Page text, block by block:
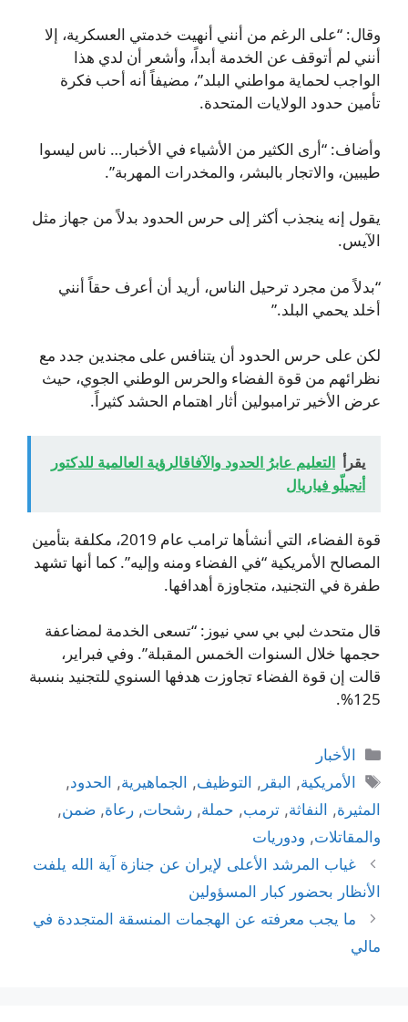
وقال: “على الرغم من أنني أنهيت خدمتي العسكرية، إلا
أنني لم أتوقف عن الخدمة أبداً، وأشعر أن لدي هذا
الواجب لحماية مواطني البلد”، مضيفاً أنه أحب فكرة
تأمين حدود الولايات المتحدة.
وأضاف: “أرى الكثير من الأشياء في الأخبار… ناس ليسوا
طيبين، والاتجار بالبشر، والمخدرات المهربة”.
يقول إنه ينجذب أكثر إلى حرس الحدود بدلاً من جهاز مثل
الآيس.
“بدلاً من مجرد ترحيل الناس، أريد أن أعرف حقاً أنني
أخلد يحمي البلد.”
لكن على حرس الحدود أن يتنافس على مجندين جدد مع
نظرائهم من قوة الفضاء والحرس الوطني الجوي، حيث
عرض الأخير ترامبولين أثار اهتمام الحشد كثيراً.
يقرأ التعليم عابرُ الحدود والآفاقالرؤية العالمية للدكتور
أنجيلّو فياريال
قوة الفضاء، التي أنشأها ترامب عام 2019، مكلفة بتأمين
المصالح الأمريكية “في الفضاء ومنه وإليه”. كما أنها تشهد
طفرة في التجنيد، متجاوزة أهدافها.
قال متحدث لبي بي سي نيوز: “تسعى الخدمة لمضاعفة
حجمها خلال السنوات الخمس المقبلة”. وفي فبراير،
قالت إن قوة الفضاء تجاوزت هدفها السنوي للتجنيد بنسبة
125%.
التصنيفات
الأخبار
الوسوم
الأمريكية, البقر , التوظيف, الجماهيرية, الحدود,
المثيرة, النفاثة, ترمب, حملة, رشحات, رعاة, ضمن,
والمقاتلات, ودوريات
غياب المرشد الأعلى لإيران عن جنازة آية الله يلفت
الأنظار بحضور كبار المسؤولين
ما يجب معرفته عن الهجمات المنسقة المتجددة في
مالي